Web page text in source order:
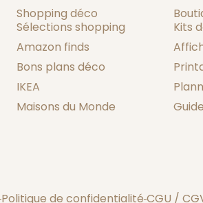
Shopping déco
Sélections shopping
Amazon finds
Bons plans déco
IKEA
Maisons du Monde
Kits
Politique de confidentialitéCGU /